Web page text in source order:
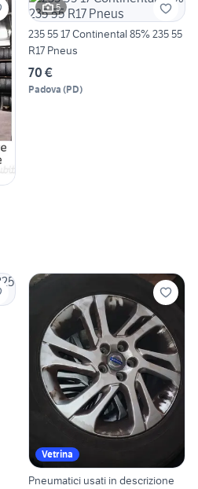
5
235 55 17 Continental 85% 235 55
R17 Pneus
70 €
Padova (PD)
Vetrina
Pneumatici usati in descrizione